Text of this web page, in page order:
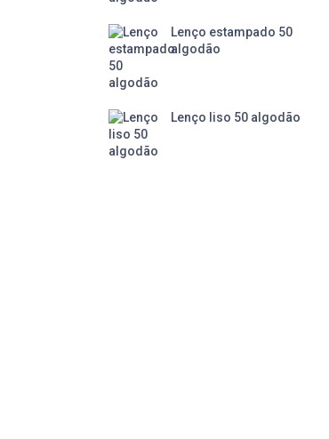
Lenço estampado 50
algodão
Lenço liso 50 algodão